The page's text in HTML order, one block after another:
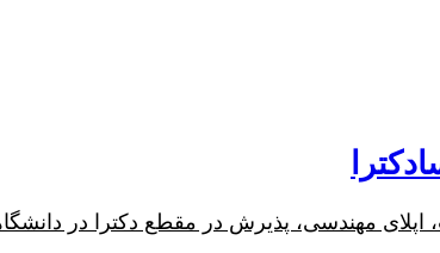
مهندسی، پذیرش در مقطع دکترا در